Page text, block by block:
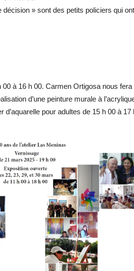
» sont des petits policiers qui
à 16 h 00. Carmen Ortigosa nous
d’une peinture murale à
pour adultes de 15 h 00 à 17